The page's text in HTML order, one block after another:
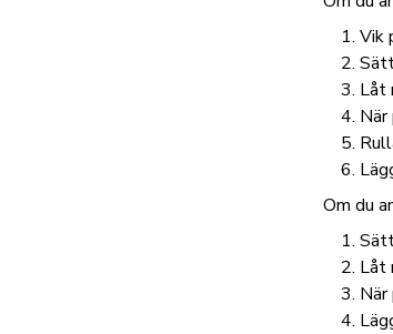
Vik
Låt
Om du
Låt